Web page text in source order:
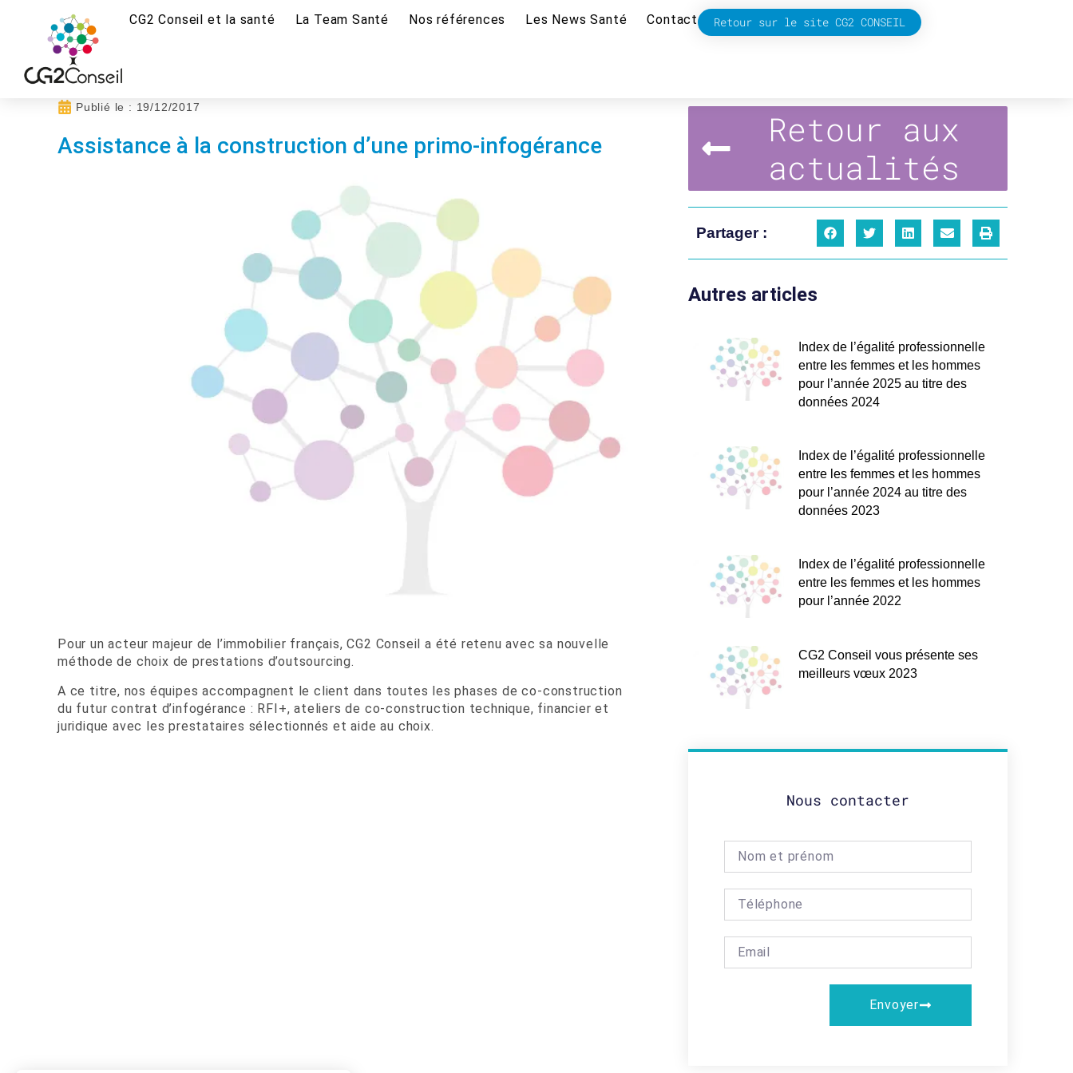
CG2 Conseil et la santé La Team Santé Nos références Les News Santé Contact Retour sur le site CG2 CONSEIL
Publié le : 19/12/2017
Assistance à la construction d’une primo-infogérance
Pour un acteur majeur de l’immobilier français, CG2 Conseil a été retenu avec sa nouvelle
méthode de choix de prestations d’outsourcing.
A ce titre, nos équipes accompagnent le client dans toutes les phases de co-construction
du futur contrat d’infogérance : RFI+, ateliers de co-construction technique, financier et
juridique avec les prestataires sélectionnés et aide au choix.
Retour aux
actualités
Partager :
Autres articles
Index de l’égalité professionnelle
entre les femmes et les hommes
pour l’année 2025 au titre des
données 2024
Index de l’égalité professionnelle
entre les femmes et les hommes
pour l’année 2024 au titre des
données 2023
Index de l’égalité professionnelle
entre les femmes et les hommes
pour l’année 2022
CG2 Conseil vous présente ses
meilleurs vœux 2023
Nous contacter
Envoyer